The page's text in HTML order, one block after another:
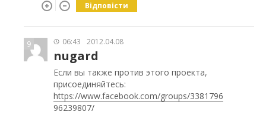
Відповісти
9 06:43 2012.04.08
nugard
Если вы также против этого проекта,
присоединяйтесь:
https://www.facebook.com/groups/3381796
96239807/